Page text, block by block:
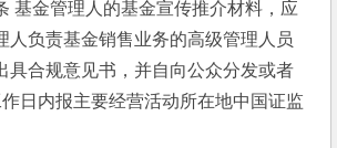
管理人的基金宣传推介材料，应
人负责基金销售业务的高级管理人员
具合规意见书，并自向公众分发或者
日内报主要经营活动所在地中国证监